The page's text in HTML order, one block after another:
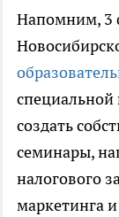
Напомним, 3
создать
семинары,
налогового
маркетинга